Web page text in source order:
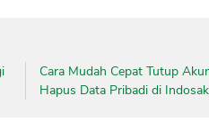
Cara Mudah Cepat Tutup
Hapus Data Pribadi di